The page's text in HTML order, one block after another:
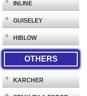
INLINE
GUISELEY
HIBLOW
OTHERS
KARCHER